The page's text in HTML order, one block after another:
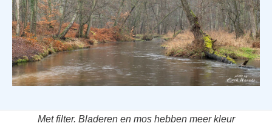
Met filter. Bladeren en mos hebben meer kleur